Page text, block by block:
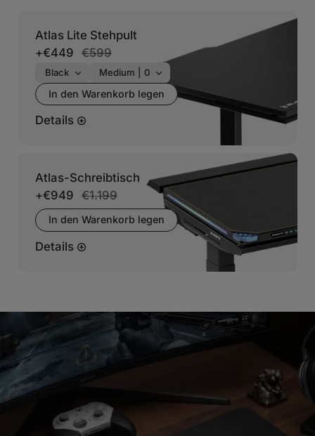
Atlas Lite Stehpult
+€449 €599
In den Warenkorb legen
Details
Atlas-Schreibtisch
+€949 €1.199
In den Warenkorb legen
Details